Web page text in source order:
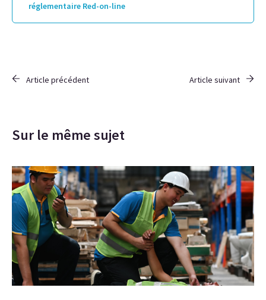
réglementaire Red-on-line
Article précédent Article suivant
Sur le même sujet